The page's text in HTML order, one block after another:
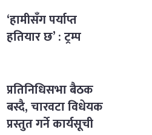
‘हामीसँग पर्याप्त
हतियार छ’ : ट्रम्प
प्रतिनिधिसभा बैठक
बस्दै, चारवटा विधेयक
प्रस्तुत गर्ने कार्यसूची